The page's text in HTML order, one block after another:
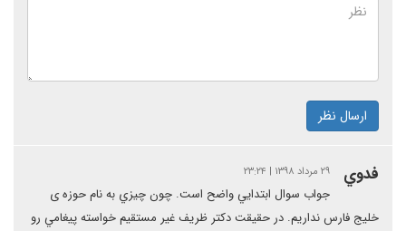
ارسال نظر
ﻓﺪﻭﻱ ۲۹ مرداد ۱۳۹۸ | ۲۳:۲۴
ﺟﻮاﺏ ﺳﻮال اﺑﺘﺪاﻳﻲ ﻭاﺿﺢ اﺳﺖ. ﭼﻮﻥ ﭼﻴﺰﻱ ﺑﻪ ﻧﺎﻡ ﺣﻮﺯﻩ ی
ﺧﻠﻴﺞ ﻓﺎﺭﺱ ﻧﺪاﺭﻳﻢ. ﺩﺭ ﺣﻘﻴﻘﺖ ﺩﻛﺘﺮ ﻇﺮﻳﻒ ﻏﻴﺮ ﻣﺴﺘﻘﻴﻢ ﺧﻮاﺳﺘﻪ ﭘﻴﻐﺎﻣﻲ ﺭﻭ